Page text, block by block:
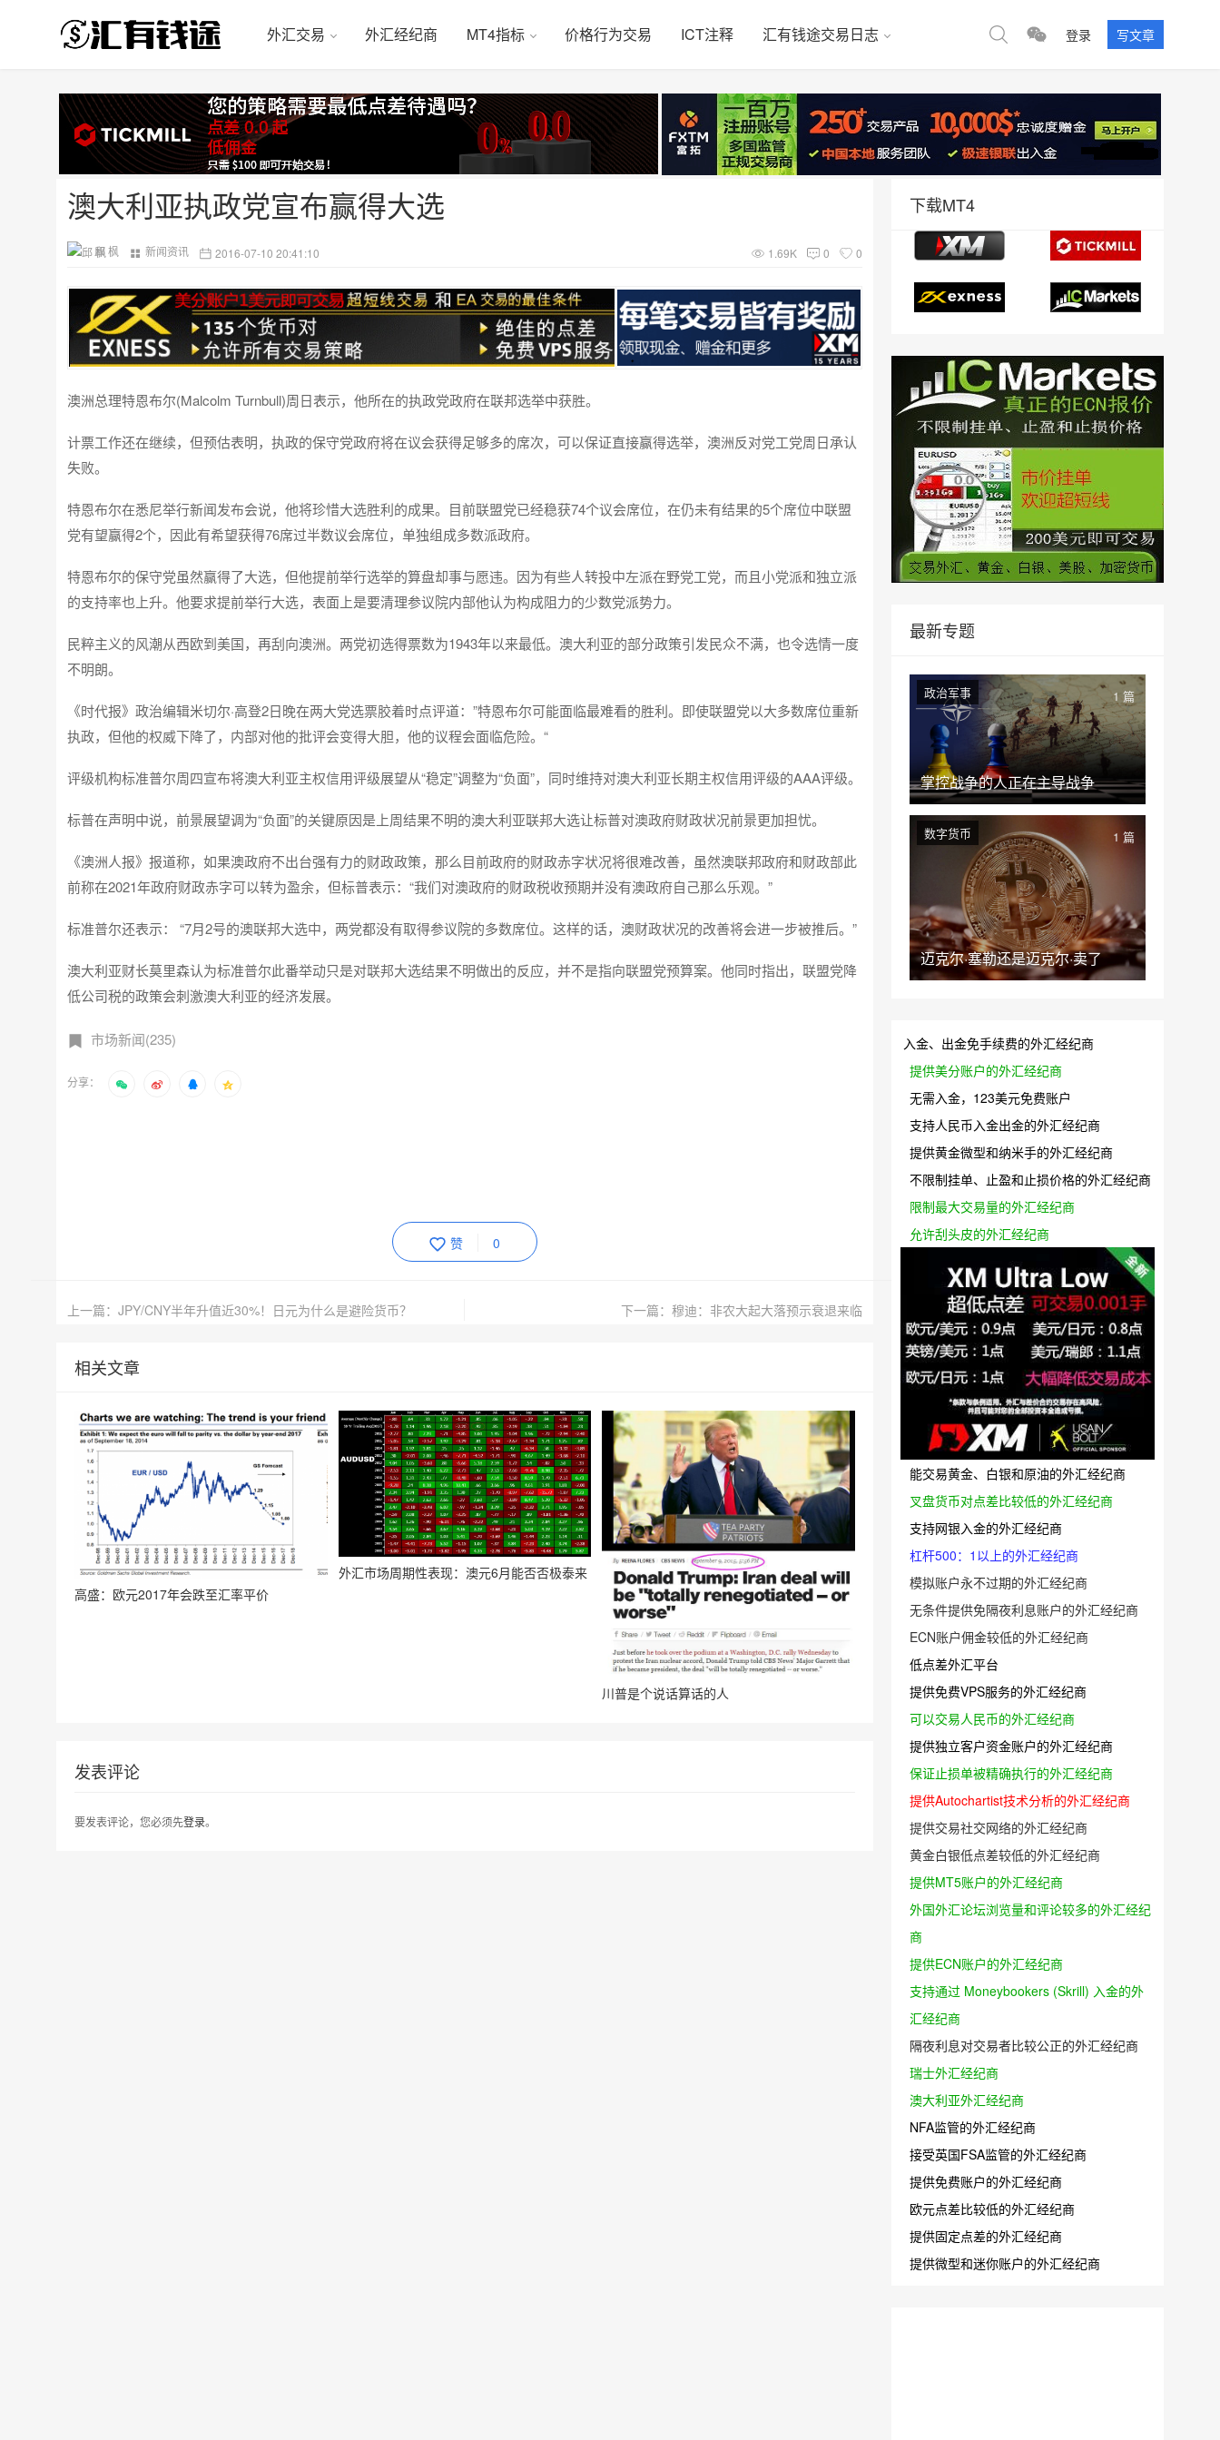
外汇交易 外汇经纪商 MT4指标 价格行为交易 ICT注释 汇有钱途交易日志 登录 写文章
澳大利亚执政党宣布赢得大选
邱 枫 新闻资讯 2016-07-10 20:41:10 1.69K 0 0
澳洲总理特恩布尔(Malcolm Turnbull)周日表示，他所在的执政党政府在联邦选举中获胜。
计票工作还在继续，但预估表明，执政的保守党政府将在议会获得足够多的席次，可以保证直接赢得选举，澳洲反对党工党周日承认
失败。
特恩布尔在悉尼举行新闻发布会说，他将珍惜大选胜利的成果。目前联盟党已经稳获74个议会席位，在仍未有结果的5个席位中联盟
党有望赢得2个，因此有希望获得76席过半数议会席位，单独组成多数派政府。
特恩布尔的保守党虽然赢得了大选，但他提前举行选举的算盘却事与愿违。因为有些人转投中左派在野党工党，而且小党派和独立派
的支持率也上升。他要求提前举行大选，表面上是要清理参议院内部他认为构成阻力的少数党派势力。
民粹主义的风潮从西欧到美国，再刮向澳洲。两党初选得票数为1943年以来最低。澳大利亚的部分政策引发民众不满，也令选情一度
不明朗。
《时代报》政治编辑米切尔·高登2日晚在两大党选票胶着时点评道：”特恩布尔可能面临最难看的胜利。即使联盟党以大多数席位重新
执政，但他的权威下降了，内部对他的批评会变得大胆，他的议程会面临危险。“
评级机构标准普尔周四宣布将澳大利亚主权信用评级展望从“稳定”调整为“负面”，同时维持对澳大利亚长期主权信用评级的AAA评级。
标普在声明中说，前景展望调为“负面”的关键原因是上周结果不明的澳大利亚联邦大选让标普对澳政府财政状况前景更加担忧。
《澳洲人报》报道称，如果澳政府不出台强有力的财政政策，那么目前政府的财政赤字状况将很难改善，虽然澳联邦政府和财政部此
前称在2021年政府财政赤字可以转为盈余，但标普表示：“我们对澳政府的财政税收预期并没有澳政府自己那么乐观。”
标准普尔还表示： “7月2号的澳联邦大选中，两党都没有取得参议院的多数席位。这样的话，澳财政状况的改善将会进一步被推后。”
澳大利亚财长莫里森认为标准普尔此番举动只是对联邦大选结果不明做出的反应，并不是指向联盟党预算案。他同时指出，联盟党降
低公司税的政策会刺激澳大利亚的经济发展。
市场新闻(235)
分享：
赞 0
上一篇：JPY/CNY半年升值近30%！日元为什么是避险货币？ 下一篇：穆迪：非农大起大落预示衰退来临
相关文章
高盛：欧元2017年会跌至汇率平价
外汇市场周期性表现：澳元6月能否否极泰来
川普是个说话算话的人
发表评论
要发表评论，您必须先登录。
下载MT4
最新专题
掌控战争的人正在主导战争
政治军事 1 篇
迈克尔·塞勒还是迈克尔·卖了
数字货币 1 篇
入金、出金免手续费的外汇经纪商
提供美分账户的外汇经纪商
无需入金，123美元免费账户
支持人民币入金出金的外汇经纪商
提供黄金微型和纳米手的外汇经纪商
不限制挂单、止盈和止损价格的外汇经纪商
限制最大交易量的外汇经纪商
允许刮头皮的外汇经纪商
能交易黄金、白银和原油的外汇经纪商
叉盘货币对点差比较低的外汇经纪商
支持网银入金的外汇经纪商
杠杆500：1以上的外汇经纪商
模拟账户永不过期的外汇经纪商
无条件提供免隔夜利息账户的外汇经纪商
ECN账户佣金较低的外汇经纪商
低点差外汇平台
提供免费VPS服务的外汇经纪商
可以交易人民币的外汇经纪商
提供独立客户资金账户的外汇经纪商
保证止损单被精确执行的外汇经纪商
提供Autochartist技术分析的外汇经纪商
提供交易社交网络的外汇经纪商
黄金白银低点差较低的外汇经纪商
提供MT5账户的外汇经纪商
外国外汇论坛浏览量和评论较多的外汇经纪
商
提供ECN账户的外汇经纪商
支持通过 Moneybookers (Skrill) 入金的外
汇经纪商
隔夜利息对交易者比较公正的外汇经纪商
瑞士外汇经纪商
澳大利亚外汇经纪商
NFA监管的外汇经纪商
接受英国FSA监管的外汇经纪商
提供免费账户的外汇经纪商
欧元点差比较低的外汇经纪商
提供固定点差的外汇经纪商
提供微型和迷你账户的外汇经纪商